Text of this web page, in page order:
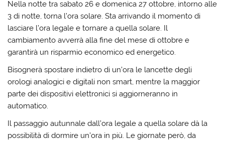
Nella notte tra sabato 26 e domenica 27 ottobre, intorno alle
3 di notte, torna l’ora solare. Sta arrivando il momento di
lasciare l’ora legale e tornare a quella solare. Il
cambiamento avverrà alla fine del mese di ottobre e
garantirà un risparmio economico ed energetico.
Bisognerà spostare indietro di un’ora le lancette degli
orologi analogici e digitali non smart, mentre la maggior
parte dei dispositivi elettronici si aggiorneranno in
automatico.
Il passaggio autunnale dall’ora legale a quella solare dà la
possibilità di dormire un’ora in più. Le giornate però, da